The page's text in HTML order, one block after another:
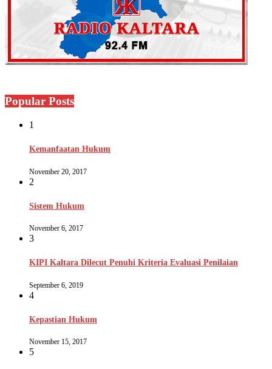
Popular Posts
1
Kemanfaatan Hukum
November 20, 2017
2
Sistem Hukum
November 6, 2017
3
KIPI Kaltara Dilecut Penuhi Kriteria Evaluasi Penilaian
September 6, 2019
4
Kepastian Hukum
November 15, 2017
5